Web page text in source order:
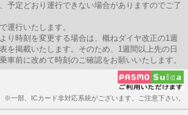
定どおり運行できない場合がありますのでご了
行いたします。
り時刻を変更する場合は、概ねダイヤ改正の1週
を掲載いたします。そのため、1週間以上先の日
車前に改めて時刻のご確認をお願いいたします。
※一部、ICカード非対応系統がございます。ご注意下さい。